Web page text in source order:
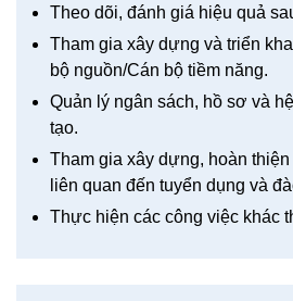
Theo dõi, đánh giá hiệu quả
Tham gia xây dựng và triển
bộ nguồn/Cán bộ tiềm năng.
Quản lý ngân sách, hồ sơ và
tạo.
Tham gia xây dựng, hoàn
liên quan đến tuyển dụng và
Thực hiện các công việc khác